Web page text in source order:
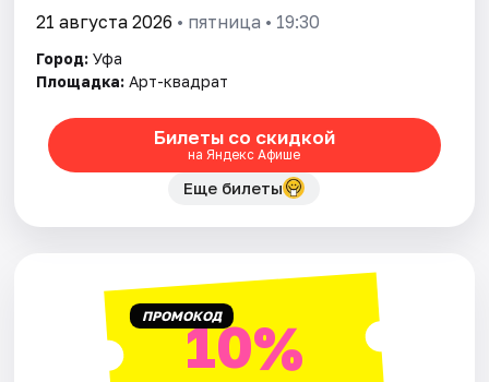
Артисты
Рейтинги
21 августа 2026 • пятница • 19:30
Город: Уфа
Площадка: Арт-квадрат
Билеты со скидкой
на Яндекс Афише
Еще билеты
ПРОМОКОД10%